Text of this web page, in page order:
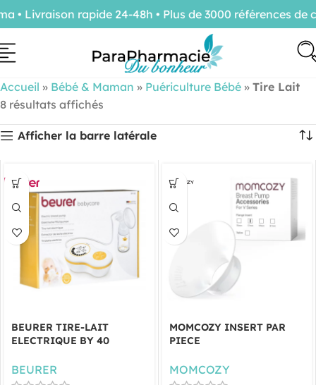
Accueil » Bébé & Maman » Puériculture Bébé » Tire Lait
8 résultats affichés
Afficher la barre latérale
BEURER TIRE-LAIT
ELECTRIQUE BY 40
BEURER
MOMCOZY INSERT PAR
PIECE
MOMCOZY
Livraison rapide 24-48h • Plus de 3000 références de